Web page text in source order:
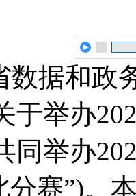
数据和政
于举办
同举办
分赛”)。